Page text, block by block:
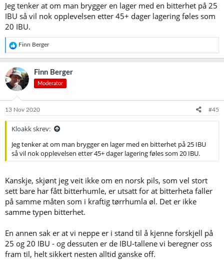
Jeg tenker at om man brygger en lager med en bitterhet på 25
IBU så vil nok opplevelsen etter 45+ dager lagering føles som
20 IBU.
R
e
a
k
s
j
o
e
Finn Berger
Finn Berger
Moderator
13 Nov 2020 #45
Kloakk skrev:
Jeg tenker at om man brygger en lager med en bitterhet på 25 IBU
så vil nok opplevelsen etter 45+ dager lagering føles som 20 IBU.
Kanskje, skjønt jeg veit ikke om en norsk pils, som vel stort
sett bare har fått bitterhumle, er utsatt for at bitterheta faller
på samme måten som i kraftig tørrhumla øl. Det er ikke
samme typen bitterhet.
En annen sak er at vi neppe er i stand til å kjenne forskjell på
25 og 20 IBU - og dessuten er de IBU-tallene vi beregner oss
fram til, helt sikkert nesten alltid ganske off.